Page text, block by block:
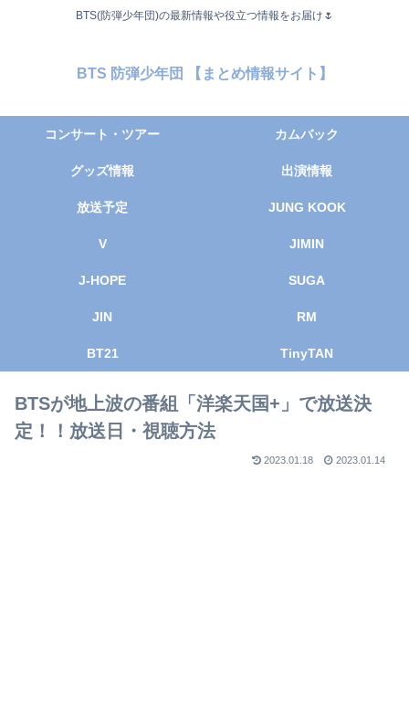
BTS(防弾少年団)の最新情報や役立つ情報をお届け🌷
BTS 防弾少年団 【まとめ情報サイト】
コンサート・ツアー カムバック
グッズ情報 出演情報
放送予定 JUNG KOOK
V JIMIN
J-HOPE SUGA
JIN RM
BT21 TinyTAN
BTSが地上波の番組「洋楽天国+」で放送決
定！！放送日・視聴方法
2023.01.18 2023.01.14